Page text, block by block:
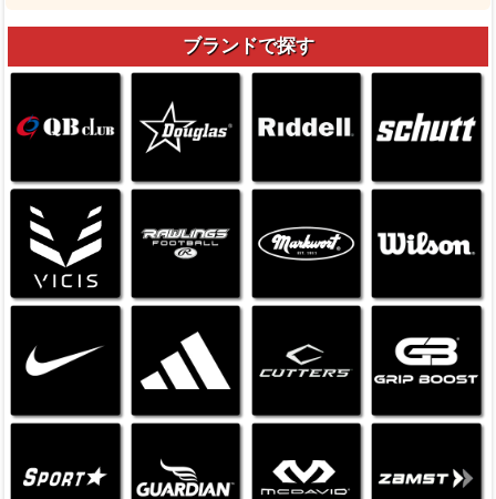
ブランドで探す